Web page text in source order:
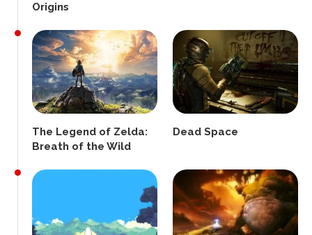
Origins
The Legend of Zelda:
Breath of the Wild
Dead Space